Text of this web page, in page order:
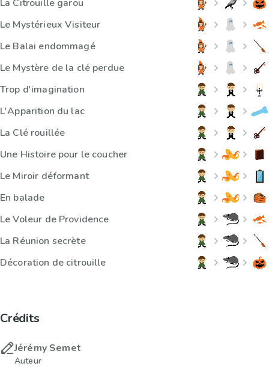
La Citrouille garou
Le Mystérieux Visiteur
Le Balai endommagé
Le Mystère de la clé perdue
Trop d'imagination
L'Apparition du lac
La Clé rouillée
Une Histoire pour le coucher
Le Miroir déformant
En balade
Le Voleur de Providence
La Réunion secrète
Décoration de citrouille
Crédits
Jérémy Semet
Auteur